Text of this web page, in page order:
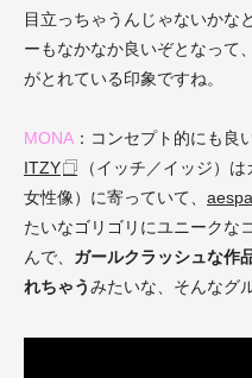
目立っちゃうんじゃないかな
ーもなかなか良いぞとなって
がとれている印象ですね。
MONA ：コンセプト的にも良
ITZY
（イッチ／イッジ）
女性像）に寄っていて、 aespa
たいなゴリゴリにユニークな
んで、 ガールクラッシュな作
れちゃうみたいな、そんなグ